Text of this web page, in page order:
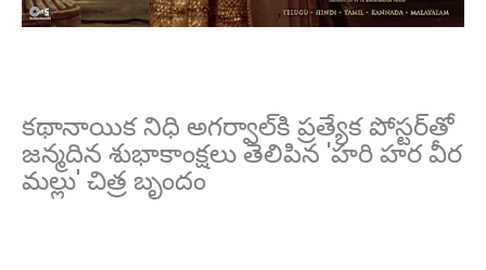
కథానాయిక నిధి అగర్వాల్‌కి ప్రత్యేక పోస్టర్‌తో
జన్మదిన శుభాకాంక్షలు తెలిపిన 'హరి హర వీర
మల్లు' చిత్ర బృందం